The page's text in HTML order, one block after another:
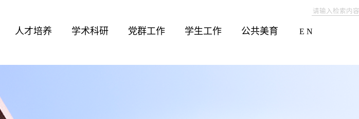
人才培养 学术科研 党群工作 学生工作 公共美育 E N